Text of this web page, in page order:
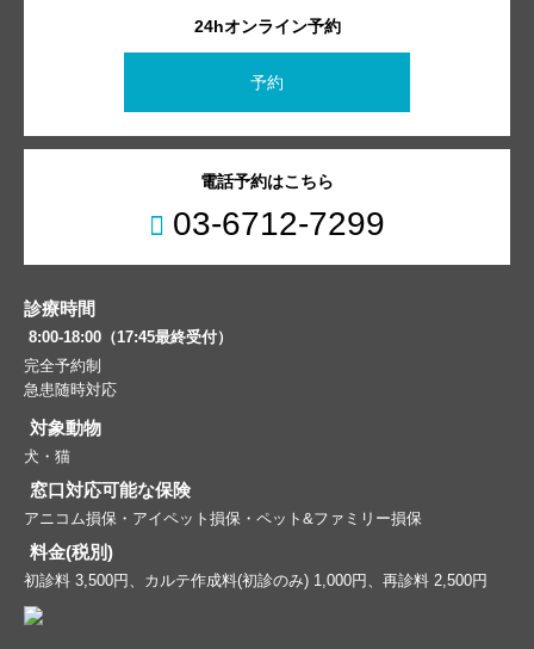
24hオンライン予約
予約
電話予約はこちら
03-6712-7299
診療時間
8:00-18:00（17:45最終受付）
完全予約制
急患随時対応
対象動物
犬・猫
窓口対応可能な保険
アニコム損保・アイペット損保・ペット&ファミリー損保
料金(税別)
初診料 3,500円、カルテ作成料(初診のみ) 1,000円、再診料 2,500円